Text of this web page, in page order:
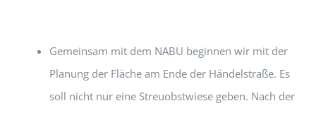
Gemeinsam mit dem NABU beginnen wir mit der
Planung der Fläche am Ende der Händelstraße. Es
soll nicht nur eine Streuobstwiese geben. Nach der